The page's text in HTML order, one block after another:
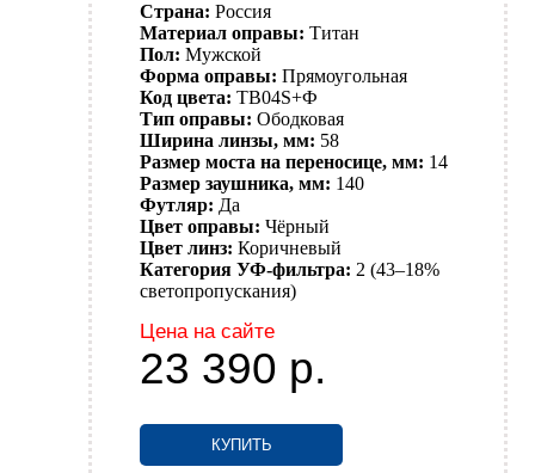
Страна: Россия
Материал оправы: Титан
Пол: Мужской
Форма оправы: Прямоугольная
Код цвета: TB04S+Ф
Тип оправы: Ободковая
Ширина линзы, мм: 58
Размер моста на переносице, мм: 14
Размер заушника, мм: 140
Футляр: Да
Цвет оправы: Чёрный
Цвет линз: Коричневый
Категория УФ-фильтра: 2 (43–18%
светопропускания)
Цена на сайте
23 390 р.
КУПИТЬ